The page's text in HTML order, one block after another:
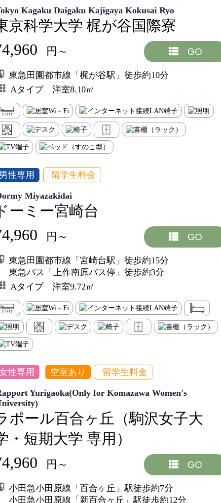
Kagaku Daigaku Kajigaya Kokusai Ryo
京科学大学 梶が谷国際寮
円～ GO
東急田園都市線「梶が谷駅」徒歩約10分
Aタイプ 洋室8.10㎡
性専用 留学生料金
Miyazakidai
ーミー宮崎台
円～ GO
東急田園都市線「宮崎台駅」徒歩約15分
東急バス「上作南原バス停」徒歩約3分
Aタイプ 洋室9.72㎡
性専用 空室あり 留学生料金
Yurigaoka(Only for Komazawa Women's
ポール百合ヶ丘（駒沢女子大
・短期大学 専用）
円～ GO
小田急小田原線「百合ヶ丘」駅徒歩約7分
小田急小田原線「新百合ヶ丘」駅徒歩約12分